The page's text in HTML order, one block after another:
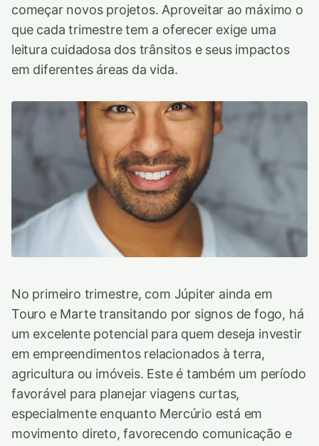
começar novos projetos. Aproveitar ao máximo o
que cada trimestre tem a oferecer exige uma
leitura cuidadosa dos trânsitos e seus impactos
em diferentes áreas da vida.
No primeiro trimestre, com Júpiter ainda em
Touro e Marte transitando por signos de fogo, há
um excelente potencial para quem deseja investir
em empreendimentos relacionados à terra,
agricultura ou imóveis. Este é também um período
favorável para planejar viagens curtas,
especialmente enquanto Mercúrio está em
movimento direto, favorecendo comunicação e